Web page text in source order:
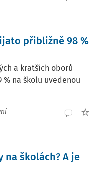
přibližně 98 %
a kratších oborů
% na školu uvedenou
na školách? A je